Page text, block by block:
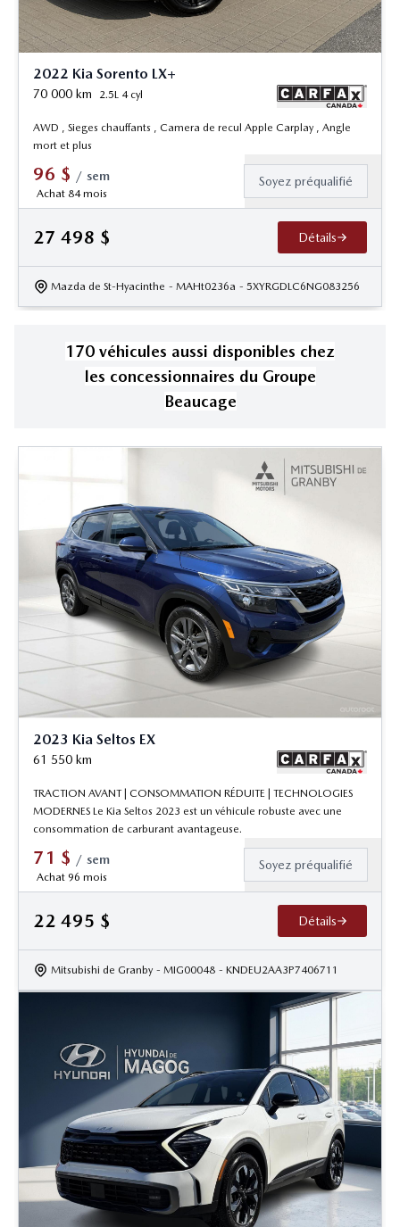
2022 Kia Sorento LX+
70 000 km 2.5L 4 cyl
AWD , Sieges chauffants , Camera de recul Apple Carplay , Angle
mort et plus
96 $ / sem
Achat 84 mois
Soyez préqualifié
27 498 $ Détails
Mazda de St-Hyacinthe - MAHt0236a - 5XYRGDLC6NG083256
170 véhicules aussi disponibles chez
les concessionnaires du Groupe
Beaucage
2023 Kia Seltos EX
61 550 km
TRACTION AVANT | CONSOMMATION RÉDUITE | TECHNOLOGIES
MODERNES Le Kia Seltos 2023 est un véhicule robuste avec une
consommation de carburant avantageuse.
71 $ / sem
Achat 96 mois
Soyez préqualifié
22 495 $ Détails
Mitsubishi de Granby - MIG00048 - KNDEU2AA3P7406711